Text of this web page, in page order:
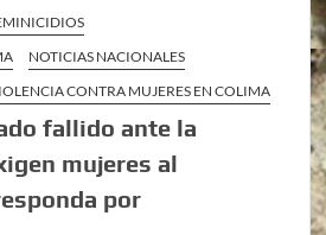
NOTICIAS NACIONALES
CONTRA MUJERES EN COLIMA
fallido ante la
mujeres al
por